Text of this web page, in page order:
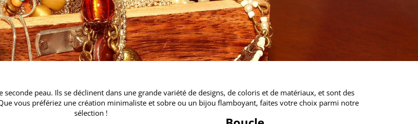
peau. Ils se déclinent dans une grande variété de designs, de coloris et de matériaux, et sont des
vous préfériez une création minimaliste et sobre ou un bijou flamboyant, faites votre choix parmi notre
sélection !